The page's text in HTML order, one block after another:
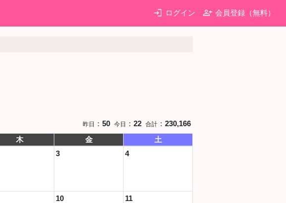
login ログイン person_add 会員登録（無料）
昨日 ： 50 今日 ： 22 合計 ： 230,166
木 金
土
3 4
10 11